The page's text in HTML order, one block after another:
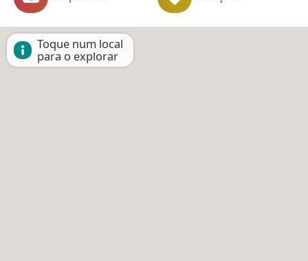
Toque num local
para o explorar